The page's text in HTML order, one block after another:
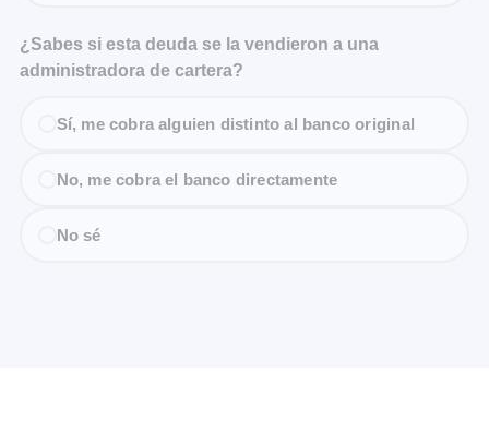
¿Sabes si esta deuda se la vendieron a una
administradora de cartera?
Sí, me cobra alguien distinto al banco original
No, me cobra el banco directamente
No sé